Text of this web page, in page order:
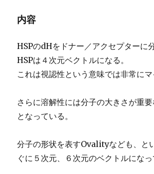
内容
HSPのdHをドナー／アクセプターに
HSPは４次元ベクトルになる。
これは視認性という意味では非常にマ
さらに溶解性には分子の大きさが重
となっている。
分子の形状を表すOvalityなども、と
ぐに５次元、６次元のベクトルになっ